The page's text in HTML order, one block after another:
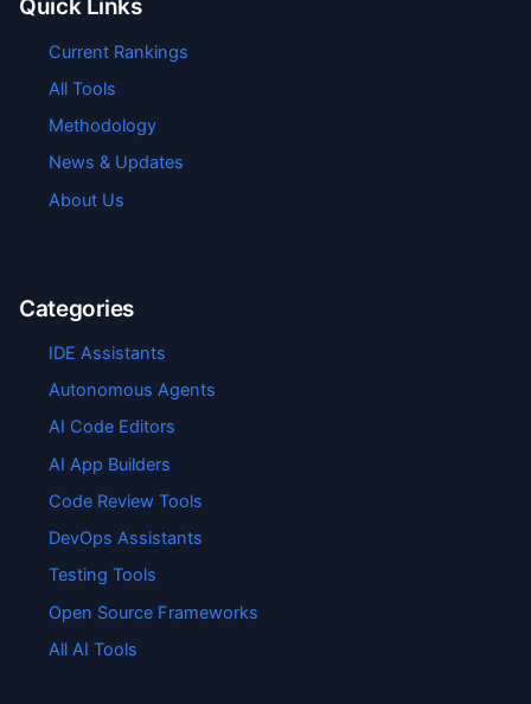
Quick Links
Current Rankings
All Tools
Methodology
News & Updates
About Us
Categories
IDE Assistants
Autonomous Agents
AI Code Editors
AI App Builders
Code Review Tools
DevOps Assistants
Testing Tools
Open Source Frameworks
All AI Tools